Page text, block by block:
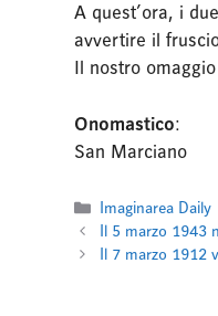
A quest’ora, i
avvertire il
Il nostro
Onomastico:
San Marciano
Categorie
Imaginarea Daily
Il 5 marzo 1943
Il 7 marzo 1912